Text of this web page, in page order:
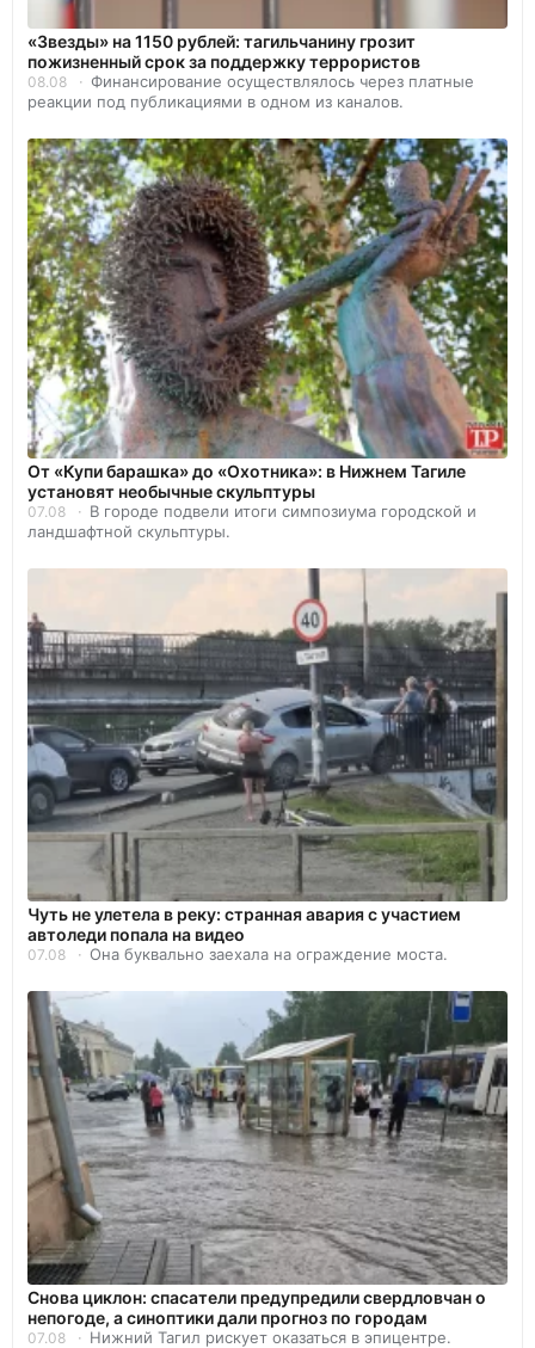
«Звезды» на 1150 рублей: тагильчанину грозит
пожизненный срок за поддержку террористов
08.08
Финансирование осуществлялось через платные
реакции под публикациями в одном из каналов.
От «Купи барашка» до «Охотника»: в Нижнем Тагиле
установят необычные скульптуры
07.08
В городе подвели итоги симпозиума городской и
ландшафтной скульптуры.
Чуть не улетела в реку: странная авария с участием
автоледи попала на видео
07.08 Она буквально заехала на ограждение моста.
Снова циклон: спасатели предупредили свердловчан о
непогоде, а синоптики дали прогноз по городам
07.08 Нижний Тагил рискует оказаться в эпицентре.